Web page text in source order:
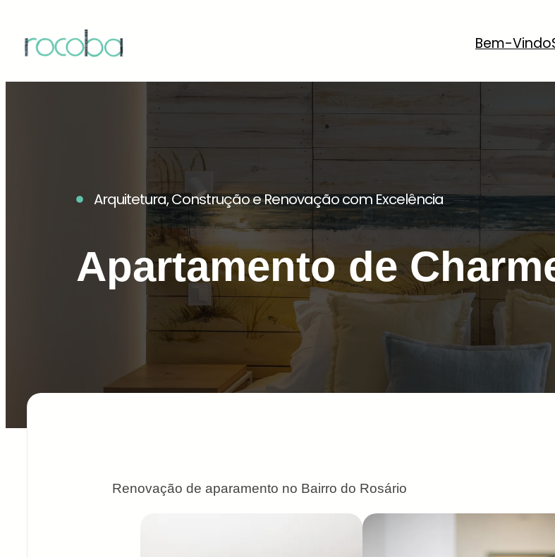
Bem-Vindo
Arquitetura, Construção e Renovação com Excelência
Apartamento de
Renovação de aparamento no Bairro do Rosário